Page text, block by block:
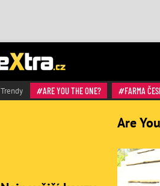
Trendy ARE YOU THE ONE? FARMA
Are